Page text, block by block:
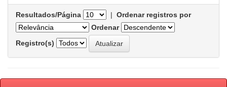
Resultados/Página | Ordenar registros por
Ordenar
Registro(s)